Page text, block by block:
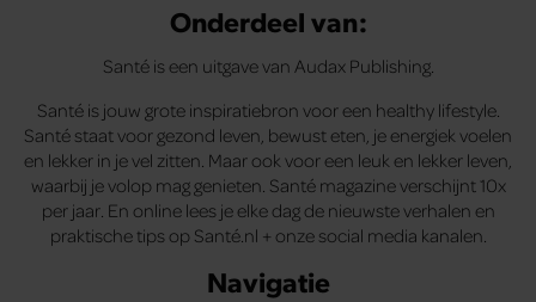
Onderdeel van:
Santé is een uitgave van Audax Publishing.
Santé is jouw grote inspiratiebron voor een healthy lifestyle.
Santé staat voor gezond leven, bewust eten, je energiek voelen
en lekker in je vel zitten. Maar ook voor een leuk en lekker leven,
waarbij je volop mag genieten. Santé magazine verschijnt 10x
per jaar. En online lees je elke dag de nieuwste verhalen en
praktische tips op Santé.nl + onze social media kanalen.
Navigatie